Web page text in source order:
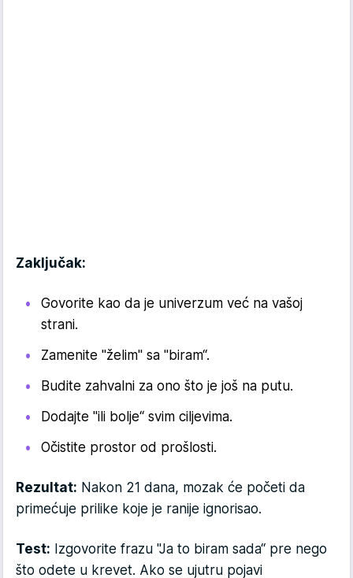
Zaključak:
Govorite kao da je univerzum već na vašoj
strani.
Zamenite "želim" sa "biram“.
Budite zahvalni za ono što je još na putu.
Dodajte "ili bolje“ svim ciljevima.
Očistite prostor od prošlosti.
Rezultat: Nakon 21 dana, mozak će početi da
primećuje prilike koje je ranije ignorisao.
Test: Izgovorite frazu "Ja to biram sada“ pre nego
što odete u krevet. Ako se ujutru pojavi